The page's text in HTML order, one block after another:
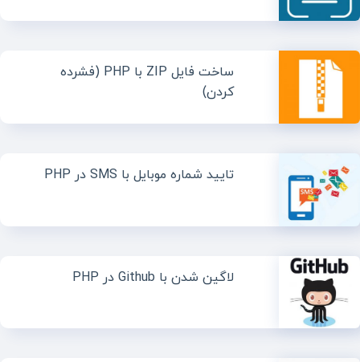
ساخت فایل ZIP با PHP (فشرده
کردن)
تایید شماره موبایل با SMS در PHP
لاگین شدن با Github در PHP